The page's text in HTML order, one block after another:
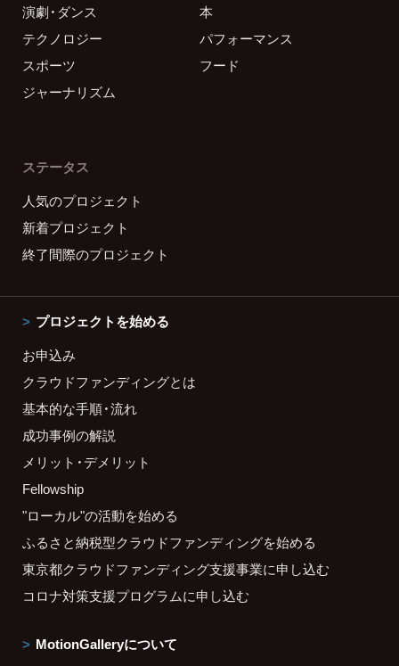
演劇・ダンス
本
テクノロジー
パフォーマンス
スポーツ
フード
ジャーナリズム
ステータス
人気のプロジェクト
新着プロジェクト
終了間際のプロジェクト
プロジェクトを始める
お申込み
クラウドファンディングとは
基本的な手順・流れ
成功事例の解説
メリット・デメリット
Fellowship
"ローカル"の活動を始める
ふるさと納税型クラウドファンディングを始める
東京都クラウドファンディング支援事業に申し込む
コロナ対策支援プログラムに申し込む
MotionGalleryについて